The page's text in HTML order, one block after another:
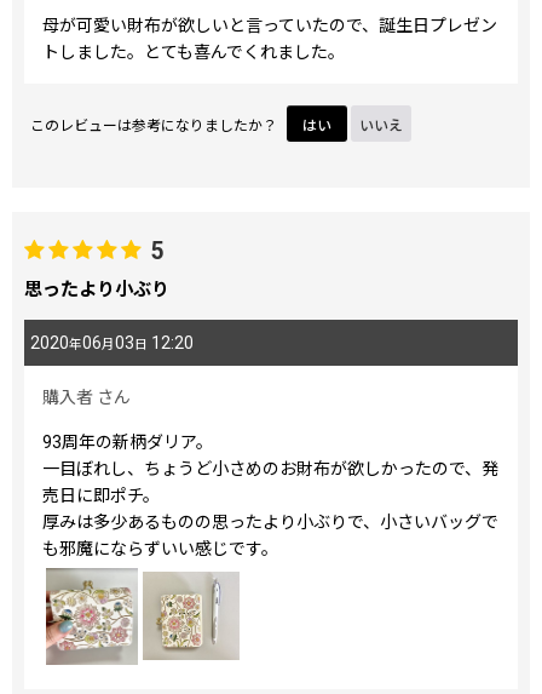
母が可愛い財布が欲しいと言っていたので、誕生日プレゼン
トしました。とても喜んでくれました。
このレビューは参考になりましたか？ はい いいえ
5
思ったより小ぶり
2020年06月03日 12:20
購入者 さん
93周年の新柄ダリア。
一目ぼれし、ちょうど小さめのお財布が欲しかったので、発
売日に即ポチ。
厚みは多少あるものの思ったより小ぶりで、小さいバッグで
も邪魔にならずいい感じです。